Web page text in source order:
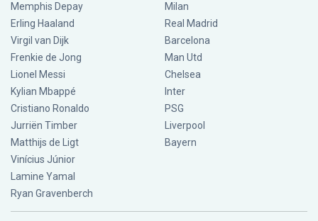
Memphis Depay
Erling Haaland
Virgil van Dijk
Frenkie de Jong
Lionel Messi
Kylian Mbappé
Cristiano Ronaldo
Jurriën Timber
Matthijs de Ligt
Vinícius Júnior
Lamine Yamal
Ryan Gravenberch
Milan
Real Madrid
Barcelona
Man Utd
Chelsea
Inter
PSG
Liverpool
Bayern